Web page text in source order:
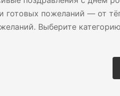
готовых пожеланий — от
Выберите